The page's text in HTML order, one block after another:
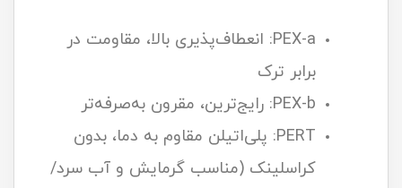
PEX-a: انعطاف‌پذیری بالا، مقاومت در
برابر ترک
PEX-b: رایج‌ترین، مقرون به‌صرفه‌تر
PERT: پلی‌اتیلن مقاوم به دما، بدون
کراسلینک (مناسب گرمایش و آب سرد/